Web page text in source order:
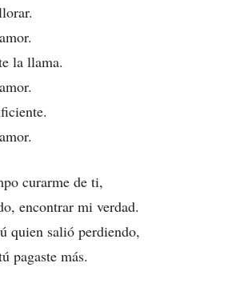
la llama.
curarme de ti,
encontrar mi verdad.
quien salió perdiendo,
pagaste más.